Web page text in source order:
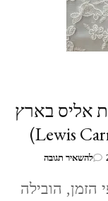
אליס בארץ
להשאיר תגובהבנושא
בזמן
הזמן, הובילה